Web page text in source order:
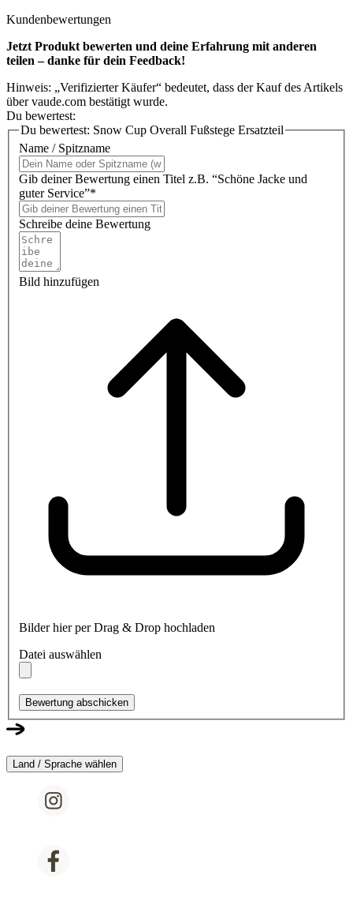
Kundenbewertungen
Jetzt Produkt bewerten und deine Erfahrung mit anderen
teilen – danke für dein Feedback!
Hinweis: „Verifizierter Käufer“ bedeutet, dass der Kauf des Artikels
über vaude.com bestätigt wurde.
Du bewertest:
Du bewertest: Snow Cup Overall Fußstege Ersatzteil
Name / Spitzname
Gib deiner Bewertung einen Titel z.B. “Schöne Jacke und
guter Service”*
Schreibe deine Bewertung
Bild hinzufügen
Bilder hier per Drag & Drop hochladen
Datei auswählen
Bewertung abschicken
Land / Sprache wählen